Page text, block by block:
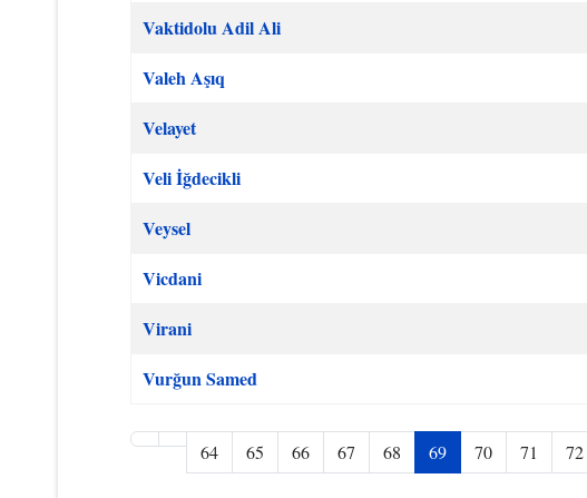
Vaktidolu Adil Ali
Valeh Aşıq
Velayet
Veli İğdecikli
Veysel
Vicdani
Virani
Vurğun Samed
64 65 66 67 68 69 70 71 72